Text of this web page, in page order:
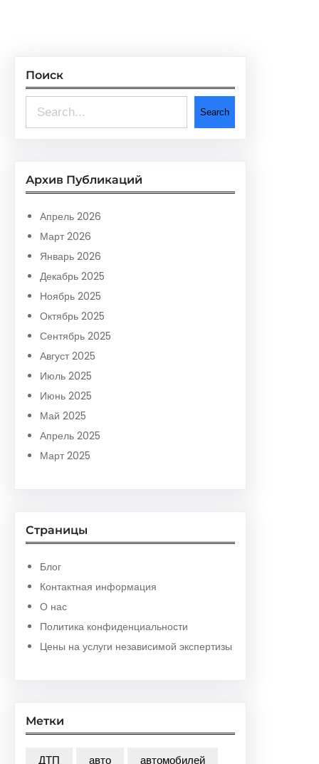
Поиск
e
r
c
h
Search
Архив Публикаций
Апрель 2026
Март 2026
Январь 2026
Декабрь 2025
Ноябрь 2025
Октябрь 2025
Сентябрь 2025
Август 2025
Июль 2025
Июнь 2025
Май 2025
Апрель 2025
Март 2025
Страницы
Блог
Контактная информация
О нас
Политика конфиденциальности
Цены на услуги независимой экспертизы
Метки
ДТП авто
автомобилей